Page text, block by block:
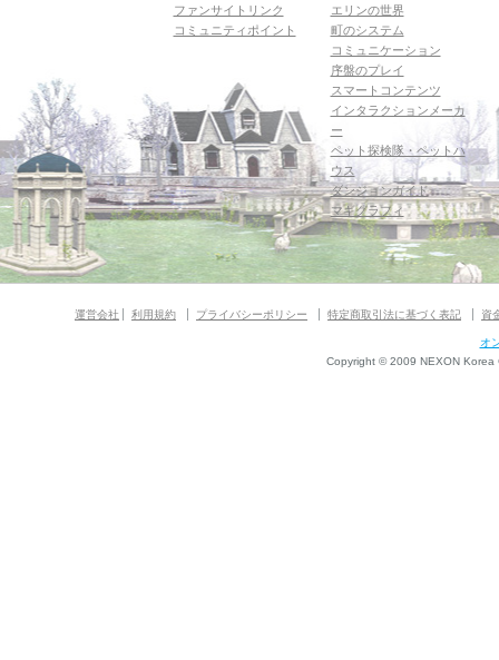
ファンサイトリンク
コミュニティポイント
エリンの世界
町のシステム
コミュニケーション
序盤のプレイ
スマートコンテンツ
インタラクションメーカ
ー
ペット探検隊・ペットハ
ウス
ダンジョンガイド
マギグラフィ
運営会社 利用規約 プライバシーポリシー 特定商取引法に基づく表記 資
オ
Copyright © 2009 NEXON Korea